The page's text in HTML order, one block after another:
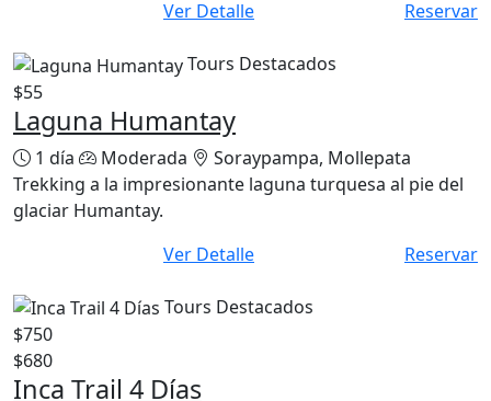
Tours Destacados
$55
Laguna Humantay
1 día Moderada
Soraypampa, Mollepata
Trekking a la impresionante laguna turquesa al pie del
glaciar Humantay.
Ver Detalle
Reservar
Tours Destacados
$750
$680
Inca Trail 4 Días